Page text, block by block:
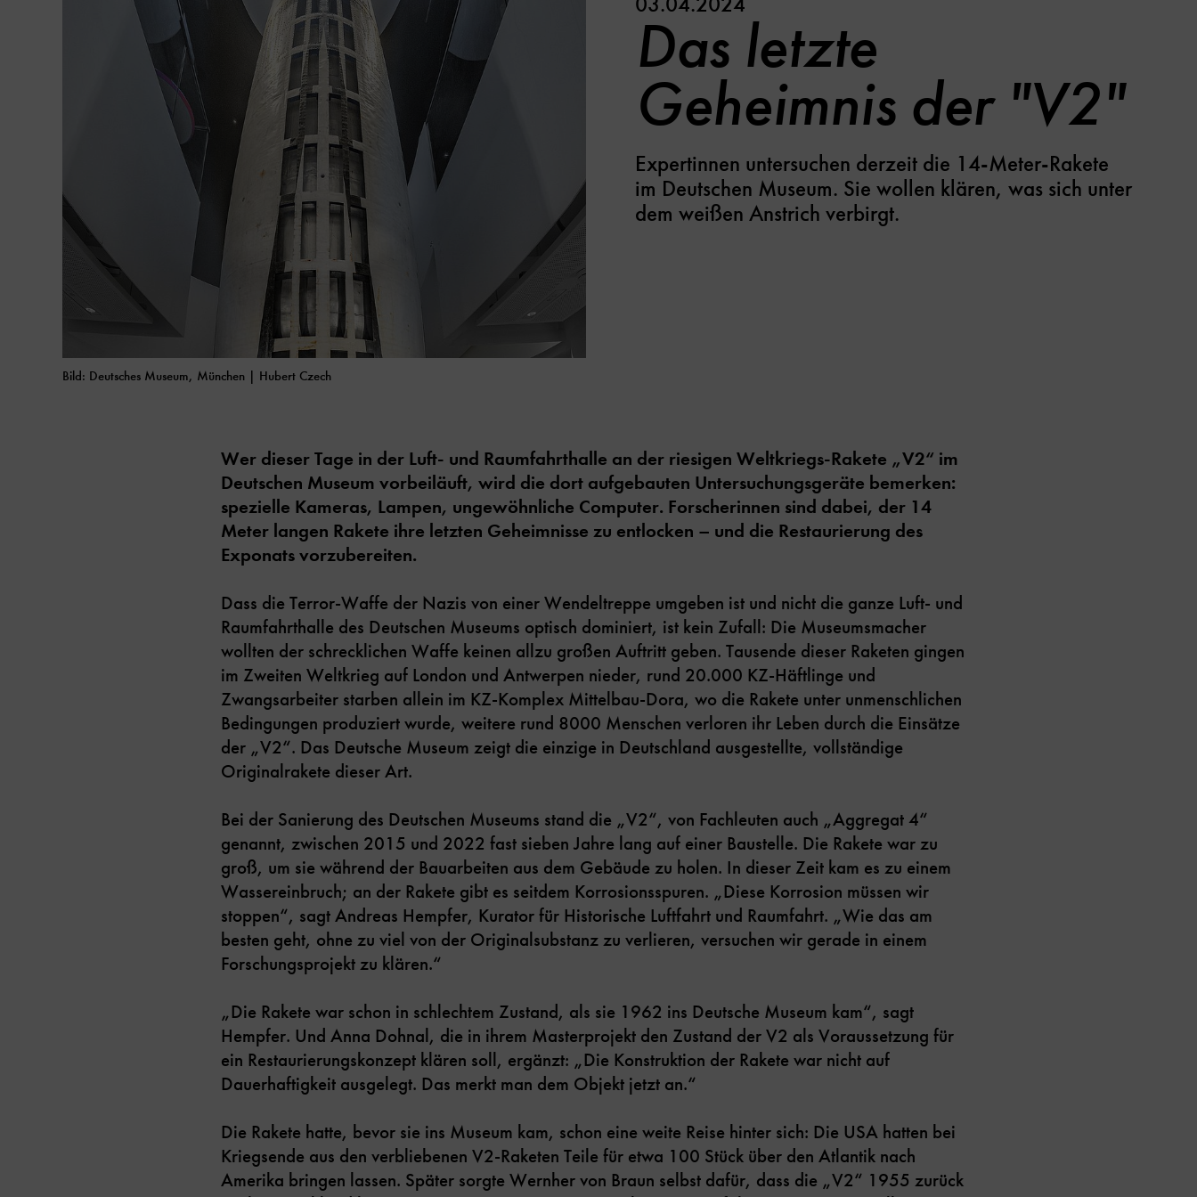
Bild: Deutsches Museum, München | Hubert Czech
Das letzte
Geheimnis der "V2"
Expertinnen untersuchen derzeit die 14-Meter-Rakete
im Deutschen Museum. Sie wollen klären, was sich unter
dem weißen Anstrich verbirgt.
Wer dieser Tage in der Luft- und Raumfahrthalle an der riesigen Weltkriegs-Rakete „V2“ im
Deutschen Museum vorbeiläuft, wird die dort aufgebauten Untersuchungsgeräte bemerken:
spezielle Kameras, Lampen, ungewöhnliche Computer. Forscherinnen sind dabei, der 14
Meter langen Rakete ihre letzten Geheimnisse zu entlocken – und die Restaurierung des
Exponats vorzubereiten.
Dass die Terror-Waffe der Nazis von einer Wendeltreppe umgeben ist und nicht die ganze Luft- und
Raumfahrthalle des Deutschen Museums optisch dominiert, ist kein Zufall: Die Museumsmacher
wollten der schrecklichen Waffe keinen allzu großen Auftritt geben. Tausende dieser Raketen gingen
im Zweiten Weltkrieg auf London und Antwerpen nieder, rund 20.000 KZ-Häftlinge und
Zwangsarbeiter starben allein im KZ-Komplex Mittelbau-Dora, wo die Rakete unter unmenschlichen
Bedingungen produziert wurde, weitere rund 8000 Menschen verloren ihr Leben durch die Einsätze
der „V2“. Das Deutsche Museum zeigt die einzige in Deutschland ausgestellte, vollständige
Originalrakete dieser Art.
Bei der Sanierung des Deutschen Museums stand die „V2“, von Fachleuten auch „Aggregat 4“
genannt, zwischen 2015 und 2022 fast sieben Jahre lang auf einer Baustelle. Die Rakete war zu
groß, um sie während der Bauarbeiten aus dem Gebäude zu holen. In dieser Zeit kam es zu einem
Wassereinbruch; an der Rakete gibt es seitdem Korrosionsspuren. „Diese Korrosion müssen wir
stoppen“, sagt Andreas Hempfer, Kurator für Historische Luftfahrt und Raumfahrt. „Wie das am
besten geht, ohne zu viel von der Originalsubstanz zu verlieren, versuchen wir gerade in einem
Forschungsprojekt zu klären.“
„Die Rakete war schon in schlechtem Zustand, als sie 1962 ins Deutsche Museum kam“, sagt
Hempfer. Und Anna Dohnal, die in ihrem Masterprojekt den Zustand der V2 als Voraussetzung für
ein Restaurierungskonzept klären soll, ergänzt: „Die Konstruktion der Rakete war nicht auf
Dauerhaftigkeit ausgelegt. Das merkt man dem Objekt jetzt an.“
Die Rakete hatte, bevor sie ins Museum kam, schon eine weite Reise hinter sich: Die USA hatten bei
Kriegsende aus den verbliebenen V2-Raketen Teile für etwa 100 Stück über den Atlantik nach
Amerika bringen lassen. Später sorgte Wernher von Braun selbst dafür, dass die „V2“ 1955 zurück